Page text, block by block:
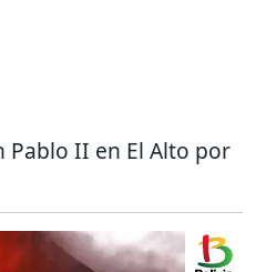
Pablo II en El Alto por